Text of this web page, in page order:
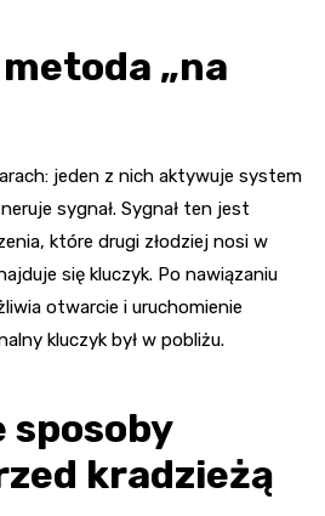
„na
jeden z nich aktywuje system
sygnał. Sygnał ten jest
które drugi złodziej nosi w
się kluczyk. Po nawiązaniu
otwarcie i uruchomienie
kluczyk był w pobliżu.
sposoby
kradzieżą